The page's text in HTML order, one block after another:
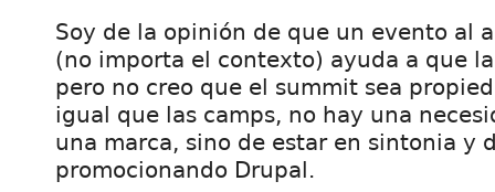
Soy de la opinión de que un evento al
(no importa el contexto) ayuda a que
pero no creo que el summit sea
igual que las camps, no hay una
una marca, sino de estar en sintonia y
promocionando Drupal.